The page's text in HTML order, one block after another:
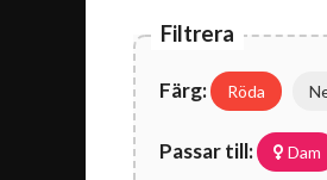
Filtrera
Färg: Röda
Passar till: Dam